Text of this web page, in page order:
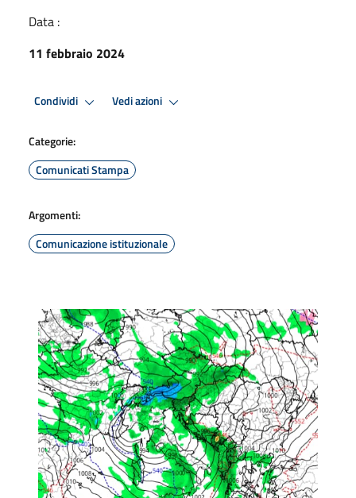
Data :
11 febbraio 2024
Condividi Vedi azioni
Categorie:
Comunicati Stampa
Argomenti:
Comunicazione istituzionale